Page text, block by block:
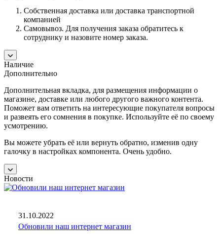
Собственная доставка или доставка транспортной
компанией
Самовывоз. Для получения заказа обратитесь к
сотруднику и назовите номер заказа.
Наличие
Дополнительно
Дополнительная вкладка, для размещения информации о
магазине, доставке или любого другого важного контента.
Поможет вам ответить на интересующие покупателя вопросы
и развеять его сомнения в покупке. Используйте её по своему
усмотрению.
Вы можете убрать её или вернуть обратно, изменив одну
галочку в настройках компонента. Очень удобно.
Новости
31.10.2022
Обновили наш интернет магазин